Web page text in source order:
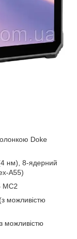
Doke
нм), 8-ядерний
A55)
MC2
можливістю
можливістю